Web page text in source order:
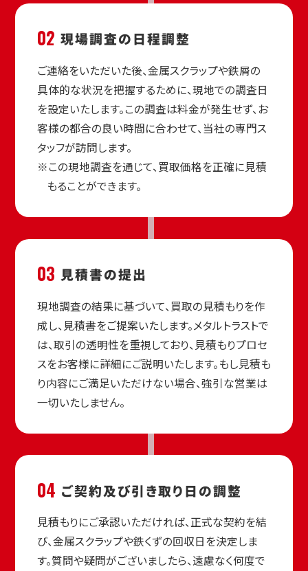
02 現場調査の日程調整
ご連絡をいただいた後、金属スクラップや鉄屑の
具体的な状況を把握するために、現地での調査日
を設定いたします。この調査は料金が発生せず、お
客様の都合の良い時間に合わせて、当社の専門ス
タッフが訪問します。
※この現地調査を通じて、買取価格を正確に見積
もることができます。
03 見積書の提出
現地調査の結果に基づいて、買取の見積もりを作
成し、見積書をご提案いたします。メタルトラストで
は、取引の透明性を重視しており、見積もりプロセ
スをお客様に詳細にご説明いたします。もし見積も
り内容にご満足いただけない場合、強引な営業は
一切いたしません。
04 ご契約及び引き取り日の調整
見積もりにご承認いただければ、正式な契約を結
び、金属スクラップや鉄くずの回収日を決定しま
す。質問や疑問がございましたら、遠慮なく何度で